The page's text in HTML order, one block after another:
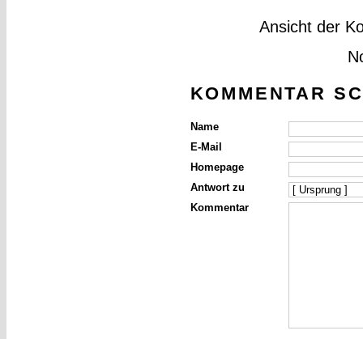
Ansicht der
KOMMENTAR
Name
E-Mail
Homepage
Antwort zu
Kommentar